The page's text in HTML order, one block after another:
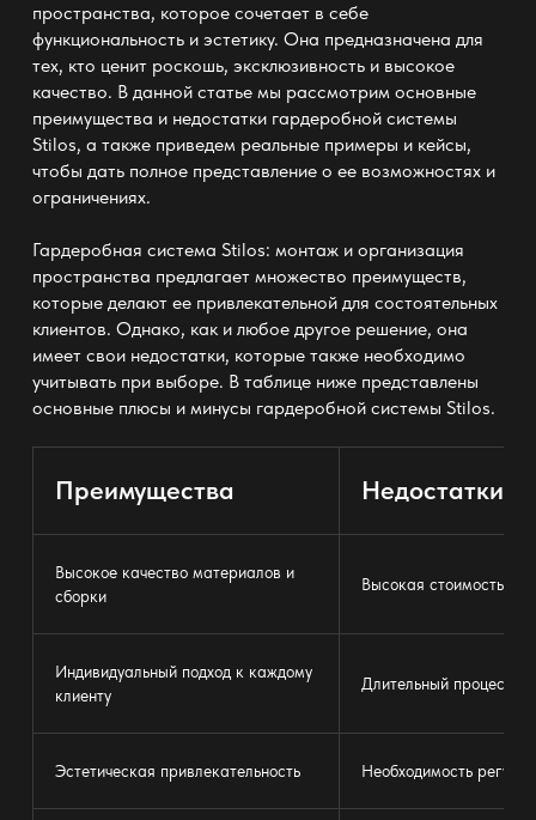
пространства, которое сочетает в себе
функциональность и эстетику. Она предназначена для
тех, кто ценит роскошь, эксклюзивность и высокое
качество. В данной статье мы рассмотрим основные
преимущества и недостатки гардеробной системы
Stilos, а также приведем реальные примеры и кейсы,
чтобы дать полное представление о ее возможностях и
ограничениях.
Гардеробная система Stilos: монтаж и организация
пространства предлагает множество преимуществ,
которые делают ее привлекательной для состоятельных
клиентов. Однако, как и любое другое решение, она
имеет свои недостатки, которые также необходимо
учитывать при выборе. В таблице ниже представлены
основные плюсы и минусы гардеробной системы Stilos.
Преимущества Недостатки
Высокое качество материалов и
сборки
Высокая стоимость
Индивидуальный подход к каждому
клиенту
Длительный процесс
Эстетическая привлекательность Необходимость